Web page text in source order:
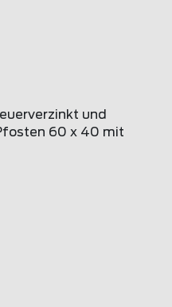
und
60 x 40 mit